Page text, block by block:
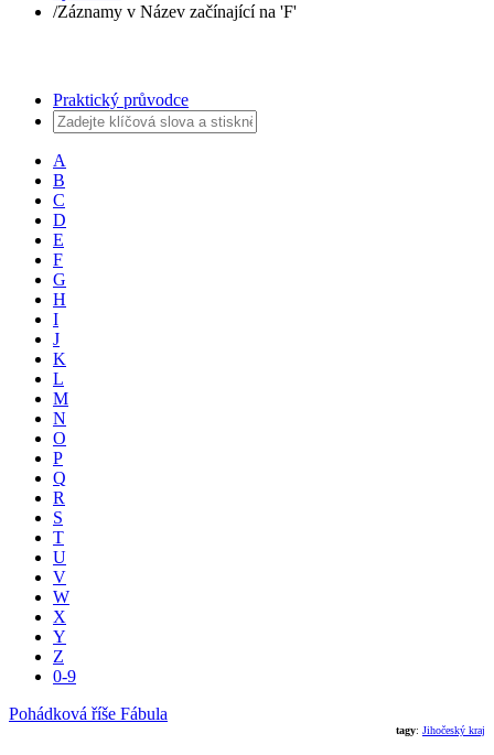
/Záznamy v Název začínající na 'F'
Praktický průvodce
A
B
C
D
E
F
G
H
I
J
K
L
M
N
O
P
Q
R
S
T
U
V
W
X
Y
Z
0-9
tagy: Jihočeský kraj
Pohádková říše Fábula